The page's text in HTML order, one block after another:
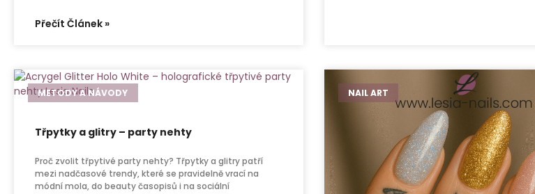
Přečít Článek »
METODY A NÁVODY
Třpytky a glitry – party nehty
Proč zvolit třpytivé party nehty? Třpytky a glitry patří
mezi nadčasové trendy, které se pravidelně vrací na
módní mola, do beauty časopisů i na sociální
NAIL ART